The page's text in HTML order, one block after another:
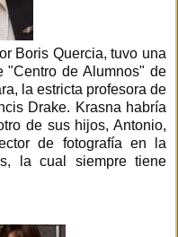
Boris Quercia, tuvo una
"Centro de Alumnos" de
la estricta profesora de
Drake. Krasna habría
de sus hijos, Antonio,
de fotografía en la
la cual siempre tiene